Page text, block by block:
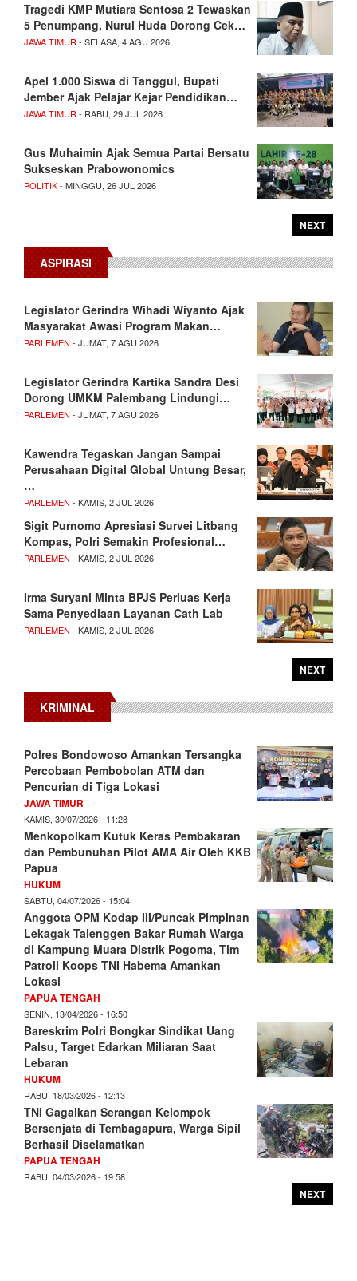
Tragedi KMP Mutiara Sentosa 2 Tewaskan
5 Penumpang, Nurul Huda Dorong Cek…
JAWA TIMUR - SELASA, 4 AGU 2026
Apel 1.000 Siswa di Tanggul, Bupati
Jember Ajak Pelajar Kejar Pendidikan…
JAWA TIMUR - RABU, 29 JUL 2026
Gus Muhaimin Ajak Semua Partai Bersatu
Sukseskan Prabowonomics
POLITIK- MINGGU, 26 JUL 2026
NEXT
ASPIRASI
Legislator Gerindra Wihadi Wiyanto Ajak
Masyarakat Awasi Program Makan…
PARLEMEN - JUMAT, 7 AGU 2026
Legislator Gerindra Kartika Sandra Desi
Dorong UMKM Palembang Lindungi…
PARLEMEN - JUMAT, 7 AGU 2026
Kawendra Tegaskan Jangan Sampai
Perusahaan Digital Global Untung Besar,
…
PARLEMEN - KAMIS, 2 JUL 2026
Sigit Purnomo Apresiasi Survei Litbang
Kompas, Polri Semakin Profesional…
PARLEMEN - KAMIS, 2 JUL 2026
Irma Suryani Minta BPJS Perluas Kerja
Sama Penyediaan Layanan Cath Lab
PARLEMEN - KAMIS, 2 JUL 2026
NEXT
KRIMINAL
Polres Bondowoso Amankan Tersangka
Percobaan Pembobolan ATM dan
Pencurian di Tiga Lokasi
JAWA TIMUR
KAMIS, 30/07/2026 - 11:28
Menkopolkam Kutuk Keras Pembakaran
dan Pembunuhan Pilot AMA Air Oleh KKB
Papua
HUKUM
SABTU, 04/07/2026 - 15:04
Anggota OPM Kodap III/Puncak Pimpinan
Lekagak Talenggen Bakar Rumah Warga
di Kampung Muara Distrik Pogoma, Tim
Patroli Koops TNI Habema Amankan
Lokasi
PAPUA TENGAH
SENIN, 13/04/2026 - 16:50
Bareskrim Polri Bongkar Sindikat Uang
Palsu, Target Edarkan Miliaran Saat
Lebaran
HUKUM
RABU, 18/03/2026 - 12:13
TNI Gagalkan Serangan Kelompok
Bersenjata di Tembagapura, Warga Sipil
Berhasil Diselamatkan
PAPUA TENGAH
RABU, 04/03/2026 - 19:58
NEXT